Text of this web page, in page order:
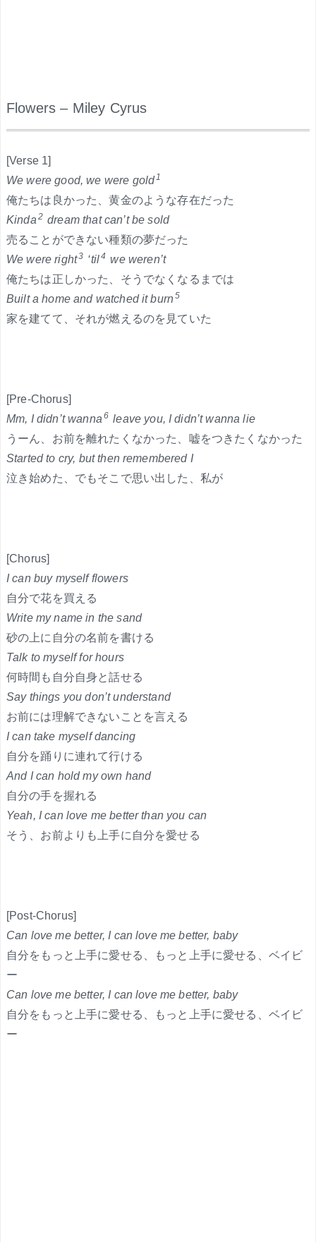
Flowers – Miley Cyrus
[Verse 1]
We were good, we were gold1
俺たちは良かった、黄金のような存在だった
Kinda 2 dream that can’t be sold
売ることができない種類の夢だった
We were right3 ‘til4 we weren’t
俺たちは正しかった、そうでなくなるまでは
Built a home and watched it burn5
家を建てて、それが燃えるのを見ていた
[Pre-Chorus]
Mm, I didn’t wanna 6 leave you, I didn’t wanna lie
うーん、お前を離れたくなかった、嘘をつきたくなかった
Started to cry, but then remembered I
泣き始めた、でもそこで思い出した、私が
[Chorus]
I can buy myself flowers
自分で花を買える
Write my name in the sand
砂の上に自分の名前を書ける
Talk to myself for hours
何時間も自分自身と話せる
Say things you don’t understand
お前には理解できないことを言える
I can take myself dancing
自分を踊りに連れて行ける
And I can hold my own hand
自分の手を握れる
Yeah, I can love me better than you can
そう、お前よりも上手に自分を愛せる
[Post-Chorus]
Can love me better, I can love me better, baby
自分をもっと上手に愛せる、もっと上手に愛せる、ベイビ
ー
Can love me better, I can love me better, baby
自分をもっと上手に愛せる、もっと上手に愛せる、ベイビ
ー